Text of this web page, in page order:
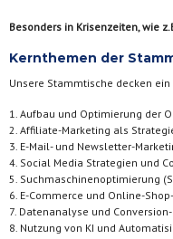
Besonders in Krisenzeiten, wie
Kernthemen der
Unsere Stammtische decken
1. Aufbau und Optimierung der
2. Affiliate-Marketing als
3. E-Mail- und Newsletter-
4. Social Media Strategien und
5. Suchmaschinenoptimierung
6. E-Commerce und Online-
7. Datenanalyse und
8. Nutzung von KI und